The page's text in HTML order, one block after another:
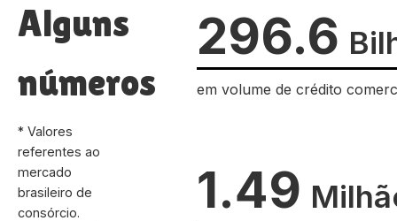
Alguns
números
* Valores
referentes ao
mercado
brasileiro de
consórcio.
296.6
em volume de crédito
1.49